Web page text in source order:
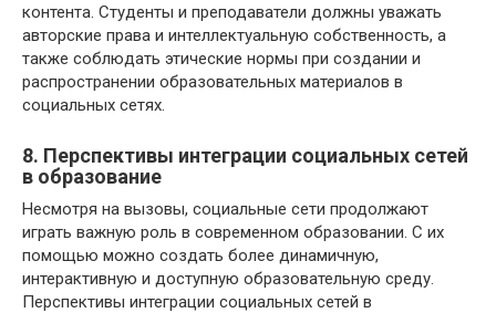
контента. Студенты и преподаватели должны уважать
авторские права и интеллектуальную собственность, а
также соблюдать этические нормы при создании и
распространении образовательных материалов в
социальных сетях.
8. Перспективы интеграции социальных сетей
в образование
Несмотря на вызовы, социальные сети продолжают
играть важную роль в современном образовании. С их
помощью можно создать более динамичную,
интерактивную и доступную образовательную среду.
Перспективы интеграции социальных сетей в